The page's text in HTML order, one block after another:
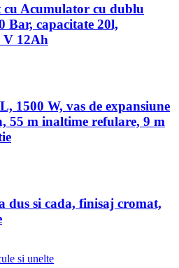
cu Acumulator cu dublu
Bar, capacitate 20l,
V 12Ah
1500 W, vas de expansiune
55 m inaltime refulare, 9 m
dus si cada, finisaj cromat,
si unelte